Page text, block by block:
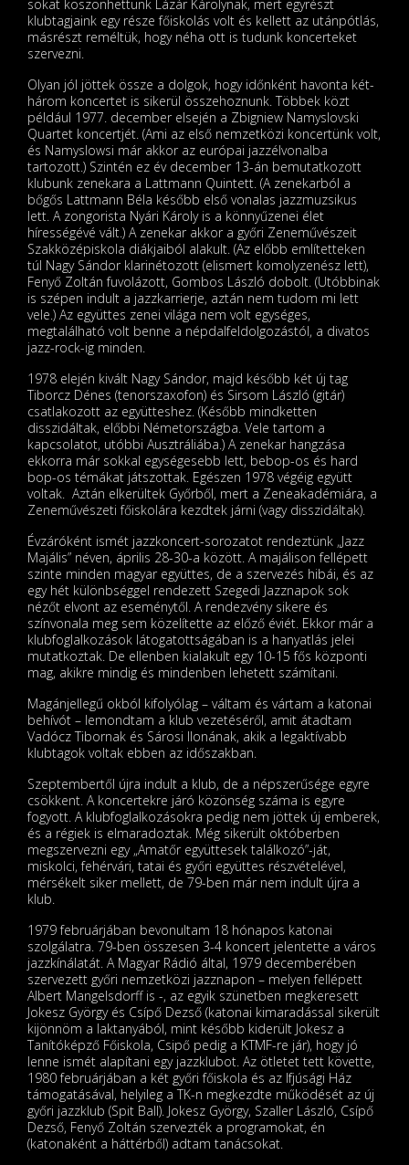
sokat köszönhettünk Lázár Károlynak, mert egyrészt
klubtagjaink egy része főiskolás volt és kellett az utánpótlás,
másrészt reméltük, hogy néha ott is tudunk koncerteket
szervezni.
Olyan jól jöttek össze a dolgok, hogy időnként havonta két-
három koncertet is sikerül összehoznunk. Többek közt
például 1977. december elsején a Zbigniew Namyslovski
Quartet koncertjét. (Ami az első nemzetközi koncertünk volt,
és Namyslowsi már akkor az európai jazzélvonalba
tartozott.) Szintén ez év december 13-án bemutatkozott
klubunk zenekara a Lattmann Quintett. (A zenekarból a
bőgős Lattmann Béla később első vonalas jazzmuzsikus
lett. A zongorista Nyári Károly is a könnyűzenei élet
hírességévé vált.) A zenekar akkor a győri Zeneművészeit
Szakközépiskola diákjaiból alakult. (Az előbb említetteken
túl Nagy Sándor klarinétozott (elismert komolyzenész lett),
Fenyő Zoltán fuvolázott, Gombos László dobolt. (Utóbbinak
is szépen indult a jazzkarrierje, aztán nem tudom mi lett
vele.) Az együttes zenei világa nem volt egységes,
megtalálható volt benne a népdalfeldolgozástól, a divatos
jazz-rock-ig minden.
1978 elején kivált Nagy Sándor, majd később két új tag
Tiborcz Dénes (tenorszaxofon) és Sirsom László (gitár)
csatlakozott az együtteshez. (Később mindketten
disszidáltak, előbbi Németországba. Vele tartom a
kapcsolatot, utóbbi Ausztráliába.) A zenekar hangzása
ekkorra már sokkal egységesebb lett, bebop-os és hard
bop-os témákat játszottak. Egészen 1978 végéig együtt
voltak. Aztán elkerültek Győrből, mert a Zeneakadémiára, a
Zeneművészeti főiskolára kezdtek járni (vagy disszidáltak).
Évzáróként ismét jazzkoncert-sorozatot rendeztünk „Jazz
Majális” néven, április 28-30-a között. A majálison fellépett
szinte minden magyar együttes, de a szervezés hibái, és az
egy hét különbséggel rendezett Szegedi Jazznapok sok
nézőt elvont az eseménytől. A rendezvény sikere és
színvonala meg sem közelítette az előző éviét. Ekkor már a
klubfoglalkozások látogatottságában is a hanyatlás jelei
mutatkoztak. De ellenben kialakult egy 10-15 fős központi
mag, akikre mindig és mindenben lehetett számítani.
Magánjellegű okból kifolyólag – váltam és vártam a katonai
behívót – lemondtam a klub vezetéséről, amit átadtam
Vadócz Tibornak és Sárosi Ilonának, akik a legaktívabb
klubtagok voltak ebben az időszakban.
Szeptembertől újra indult a klub, de a népszerűsége egyre
csökkent. A koncertekre járó közönség száma is egyre
fogyott. A klubfoglalkozásokra pedig nem jöttek új emberek,
és a régiek is elmaradoztak. Még sikerült októberben
megszervezni egy „Amatőr együttesek találkozó”-ját,
miskolci, fehérvári, tatai és győri együttes részvételével,
mérsékelt siker mellett, de 79-ben már nem indult újra a
klub.
1979 februárjában bevonultam 18 hónapos katonai
szolgálatra. 79-ben összesen 3-4 koncert jelentette a város
jazzkínálatát. A Magyar Rádió által, 1979 decemberében
szervezett győri nemzetközi jazznapon – melyen fellépett
Albert Mangelsdorff is -, az egyik szünetben megkeresett
Jokesz György és Csípő Dezső (katonai kimaradással sikerült
kijönnöm a laktanyából, mint később kiderült Jokesz a
Tanítóképző Főiskola, Csipő pedig a KTMF-re jár), hogy jó
lenne ismét alapítani egy jazzklubot. Az ötletet tett követte,
1980 februárjában a két győri főiskola és az Ifjúsági Ház
támogatásával, helyileg a TK-n megkezdte működését az új
győri jazzklub (Spit Ball). Jokesz György, Szaller László, Csípő
Dezső, Fenyő Zoltán szervezték a programokat, én
(katonaként a háttérből) adtam tanácsokat.